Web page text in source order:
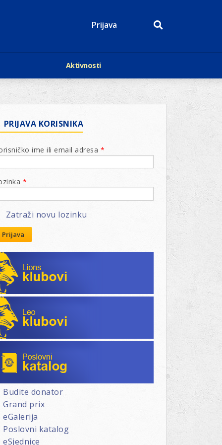
Prijava
Aktivnosti
Događaji
Kalendar
Lions Magazin
PRIJAVA KORISNIKA
ime ili email adresa *
*
Zatraži novu lozinku
Prijava
Lions klubovi
Leo klubovi
Budite donator
Grand prix
eGalerija
Poslovni katalog
eSjednice